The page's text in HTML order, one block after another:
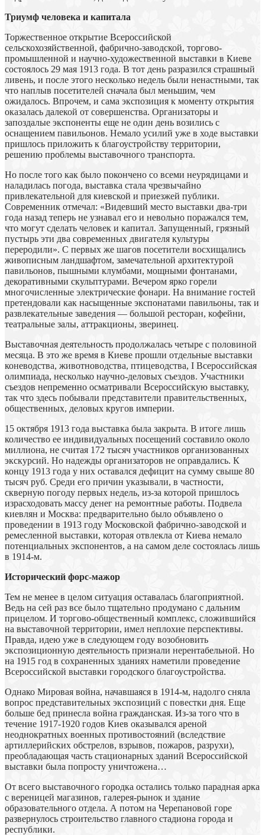
Триумф человека и капитала
Торжественное открытие Всероссийской
сельскохозяйственной, фабрично-заводской, торгово-
промышленной и научно-художественной выставки в Киеве
состоялось 29 мая 1913 года. В тот день разразился страшный
ливень, и после этого несколько недель были ненастными, так
что наплыв посетителей сначала был меньшим, чем
ожидалось. Впрочем, и сама экспозиция к моменту открытия
оказалась далекой от совершенства. Организаторы и
запоздалые экспоненты еще не один день возились с
оснащением павильонов. Немало усилий уже в ходе выставки
пришлось приложить к благоустройству территории,
решению проблемы выставочного транспорта.
Но после того как было покончено со всеми неурядицами и
наладилась погода, выставка стала чрезвычайно
привлекательной для киевской и приезжей публики.
Современник отмечал: «Видевший место выставки два-три
года назад теперь не узнавал его и невольно поражался тем,
что могут сделать человек и капитал. Запущенный, грязный
пустырь эти два современных двигателя культуры
переродили». С первых же шагов посетители восхищались
живописным ландшафтом, замечательной архитектурой
павильонов, пышными клумбами, мощными фонтанами,
декоративными скульптурами. Вечером ярко горели
многочисленные электрические фонари. На внимание гостей
претендовали как насыщенные экспонатами павильоны, так и
развлекательные заведения — большой ресторан, кофейни,
театральные залы, аттракционы, зверинец.
Выставочная деятельность продолжалась четыре с половиной
месяца. В это же время в Киеве прошли отдельные выставки
коневодства, животноводства, птицеводства, І Всероссийская
олимпиада, несколько научно-деловых съездов. Участники
съездов непременно осматривали Всероссийскую выставку,
так что здесь побывали представители правительственных,
общественных, деловых кругов империи.
15 октября 1913 года выставка была закрыта. В итоге лишь
количество ее индивидуальных посещений составило около
миллиона, не считая 172 тысяч участников организованных
экскурсий. Но надежды организаторов не оправдались. К
концу 1913 года у них оставался дефицит на сумму свыше 80
тысяч руб. Среди его причин указывали, в частности,
скверную погоду первых недель, из-за которой пришлось
израсходовать массу денег на ремонтные работы. Подвела
киевлян и Москва: предварительно было объявлено о
проведении в 1913 году Московской фабрично-заводской и
ремесленной выставки, которая отвлекла от Киева немало
потенциальных экспонентов, а на самом деле состоялась лишь
в 1914-м.
Исторический форс-мажор
Тем не менее в целом ситуация оставалась благоприятной.
Ведь на сей раз все было тщательно продумано с дальним
прицелом. И торгово-общественный комплекс, сложившийся
на выставочной территории, имел неплохие перспективы.
Правда, идею уже в следующем году возобновить
экспозиционную деятельность признали нерентабельной. Но
на 1915 год в сохраненных зданиях наметили проведение
Всероссийской выставки городского благоустройства.
Однако Мировая война, начавшаяся в 1914-м, надолго сняла
вопрос представительных экспозиций с повестки дня. Еще
больше бед принесла война гражданская. Из-за того что в
течение 1917-1920 годов Киев оказывался ареной
неоднократных военных противостояний (вследствие
артиллерийских обстрелов, взрывов, пожаров, разрухи),
преобладающая часть стационарных зданий Всероссийской
выставки была попросту уничтожена…
От всего выставочного городка остались только парадная арка
с вереницей магазинов, галерея-рынок и здание
образовательного отдела. А потом на Черепановой горе
развернулось строительство главного стадиона города и
республики.